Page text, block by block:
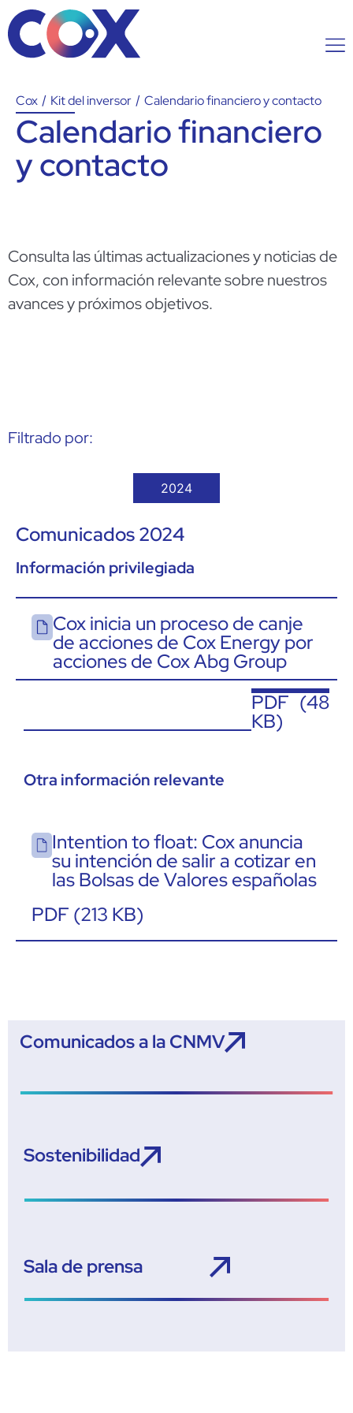
Cox / Kit del inversor / Calendario financiero y contacto
Calendario financiero
y contacto
Consulta las últimas actualizaciones y noticias de
Cox, con información relevante sobre nuestros
avances y próximos objetivos.
Filtrado por:
2024
Comunicados 2024
Información privilegiada
Cox inicia un proceso de canje
de acciones de Cox Energy por
acciones de Cox Abg Group
PDF (48
KB)
Otra información relevante
Intention to float: Cox anuncia
su intención de salir a cotizar en
las Bolsas de Valores españolas
PDF (213 KB)
Comunicados a la CNMV
Sostenibilidad
Sala de prensa